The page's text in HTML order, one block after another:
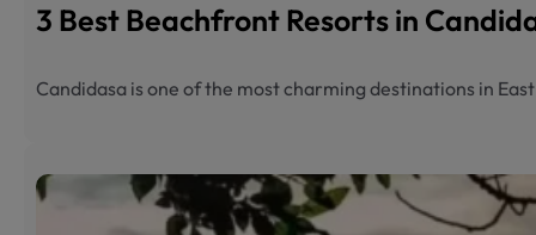
3 Best Beachfront Resorts in
Candidasa is one of the most charming destinations in